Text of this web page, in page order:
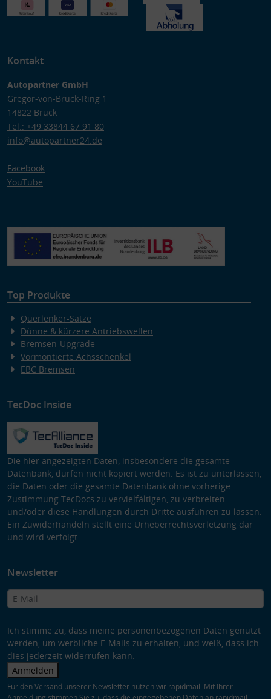
Kontakt
Autopartner GmbH
Gregor-von-Brück-Ring 1
14822 Brück
Tel.: +49 33844 67 91 80
info@autopartner24.de
Facebook
YouTube
Top Produkte
Querlenker-Sätze
Dünne & kürzere Antriebswellen
Bremsen-Upgrade
Vormontierte Achsschenkel
EBC Bremsen
TecDoc Inside
Die hier angezeigten Daten, insbesondere die gesamte
Datenbank, dürfen nicht kopiert werden. Es ist zu unterlassen,
die Daten oder die gesamte Datenbank ohne vorherige
Zustimmung TecDocs zu vervielfältigen, zu verbreiten
und/oder diese Handlungen durch Dritte ausführen zu lassen.
Ein Zuwiderhandeln stellt eine Urheberrechtsverletzung dar
und wird verfolgt.
Newsletter
Ich stimme zu, dass meine personenbezogenen Daten genutzt
werden, um werbliche E-Mails zu erhalten, und weiß, dass ich
dies jederzeit widerrufen kann.
Anmelden
Für den Versand unserer Newsletter nutzen wir rapidmail. Mit Ihrer